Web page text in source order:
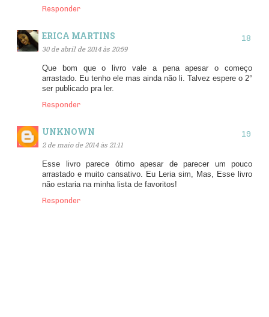
Responder
ERICA MARTINS
30 de abril de 2014 às 20:59
Que bom que o livro vale a pena apesar o começo
arrastado. Eu tenho ele mas ainda não li. Talvez espere o 2°
ser publicado pra ler.
Responder
UNKNOWN
2 de maio de 2014 às 21:11
Esse livro parece ótimo apesar de parecer um pouco
arrastado e muito cansativo. Eu Leria sim, Mas, Esse livro
não estaria na minha lista de favoritos!
Responder